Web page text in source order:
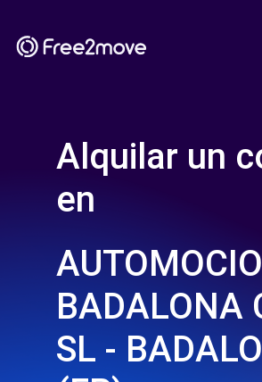
Alquilar un
en
AUTOMOCIO
BADALONA
SL -